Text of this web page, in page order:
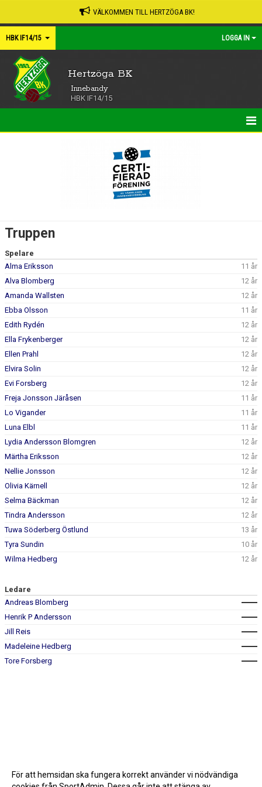
VÄLKOMMEN TILL HERTZÖGA BK!
HBK IF14/15 LOGGA IN
Hertzöga BK
Innebandy
HBK IF14/15
BILDGALLERI
DOKUMENT
KONTAKT
Truppen
Spelare
Alma Eriksson
11 år
Alva Blomberg
12 år
Amanda Wallsten
12 år
Ebba Olsson
11 år
Edith Rydén
12 år
Ella Frykenberger
12 år
Ellen Prahl
12 år
Elvira Solin
12 år
Evi Forsberg
12 år
Freja Jonsson Järåsen
11 år
Lo Vigander
11 år
Luna Elbl
11 år
Lydia Andersson Blomgren
12 år
Märtha Eriksson
12 år
Nellie Jonsson
12 år
Olivia Kärnell
12 år
Selma Bäckman
12 år
Tindra Andersson
12 år
Tuwa Söderberg Östlund
13 år
Tyra Sundin
10 år
Wilma Hedberg
12 år
Ledare
Andreas Blomberg
Henrik P Andersson
Jill Reis
Madeleine Hedberg
Tore Forsberg
För att hemsidan ska fungera korrekt använder vi nödvändiga